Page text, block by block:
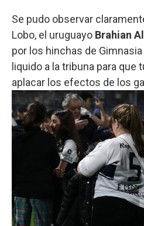
Se pudo observar
Lobo, el uruguayo Brahian
por los hinchas de
liquido a la tribuna para que
aplacar los efectos de los